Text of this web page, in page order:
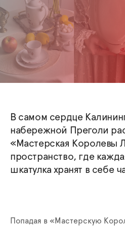
В самом сердце
набережной Преголи
«Мастерская Королевы
пространство, где
шкатулка хранят в себе
Попадая в «Мастерскую